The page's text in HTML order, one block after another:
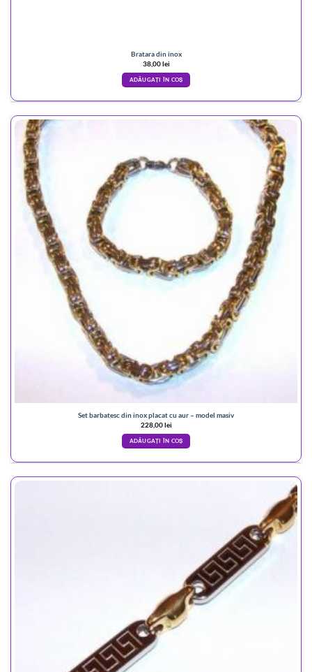
Bratara din inox
38,00lei
ADĂUGAȚI ÎN COȘ
Set barbatesc din inox placat cu aur – model masiv
228,00lei
ADĂUGAȚI ÎN COȘ